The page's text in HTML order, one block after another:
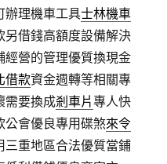
辦理機車工具士林機車
另借錢高額度設備解決
經營的管理優質換現金
借款資金週轉等相關專
需要換成剎車片專人快
公會優良專用碟煞來令
三重地區合法優質當鋪